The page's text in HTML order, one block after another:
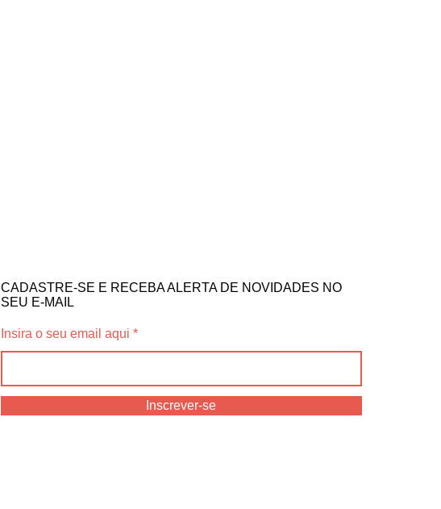
CADASTRE-SE E RECEBA ALERTA DE NOVIDADES NO
SEU E-MAIL
Insira o seu email aqui
Inscrever-se